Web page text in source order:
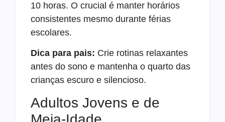
10 horas. O crucial é manter horários
consistentes mesmo durante férias
escolares.
Dica para pais: Crie rotinas relaxantes
antes do sono e mantenha o quarto das
crianças escuro e silencioso.
Adultos Jovens e de